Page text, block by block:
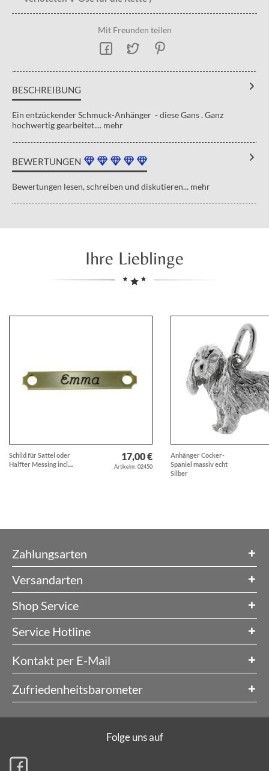
Mit Freunden teilen
BESCHREIBUNG
Ein entzückender Schmuck-Anhänger - diese Gans . Ganz
hochwertig gearbeitet.... mehr
BEWERTUNGEN
Bewertungen lesen, schreiben und diskutieren... mehr
Ihre Lieblinge
Schild für Sattel oder
Halfter Messing incl....
17,00 €
Artikelnr. 02450
Anhänger Cocker-
Spaniel massiv echt
Silber
Zahlungsarten
Versandarten
Shop Service
Service Hotline
Kontakt per E-Mail
Zufriedenheitsbarometer
Folge uns auf